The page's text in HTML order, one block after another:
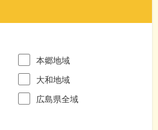
本郷地域
大和地域
広島県全域